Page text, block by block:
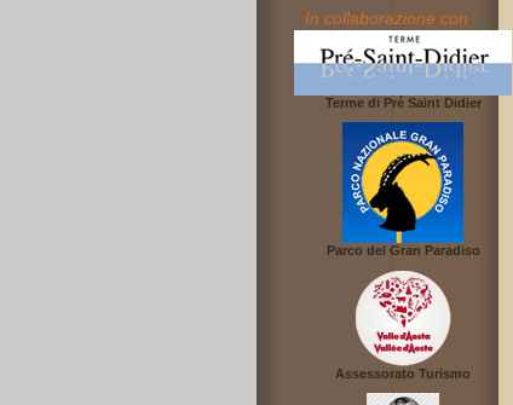
In collaborazione con
Terme di Pré Saint Didier
Parco del Gran Paradiso
Assessorato Turismo